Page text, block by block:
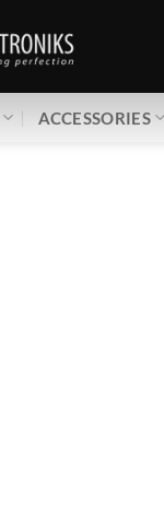
ACCESSORIES